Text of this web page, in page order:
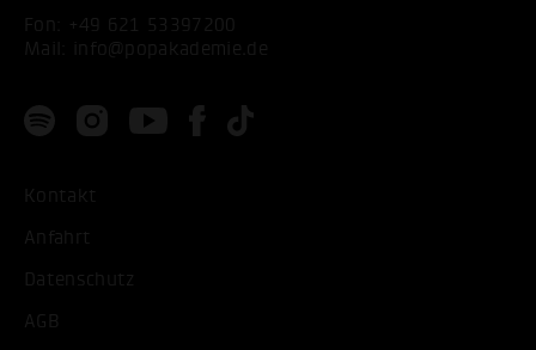
Fon:
+49 621 53397200
Mail:
info@popakademie.de
Kontakt
Anfahrt
Datenschutz
AGB